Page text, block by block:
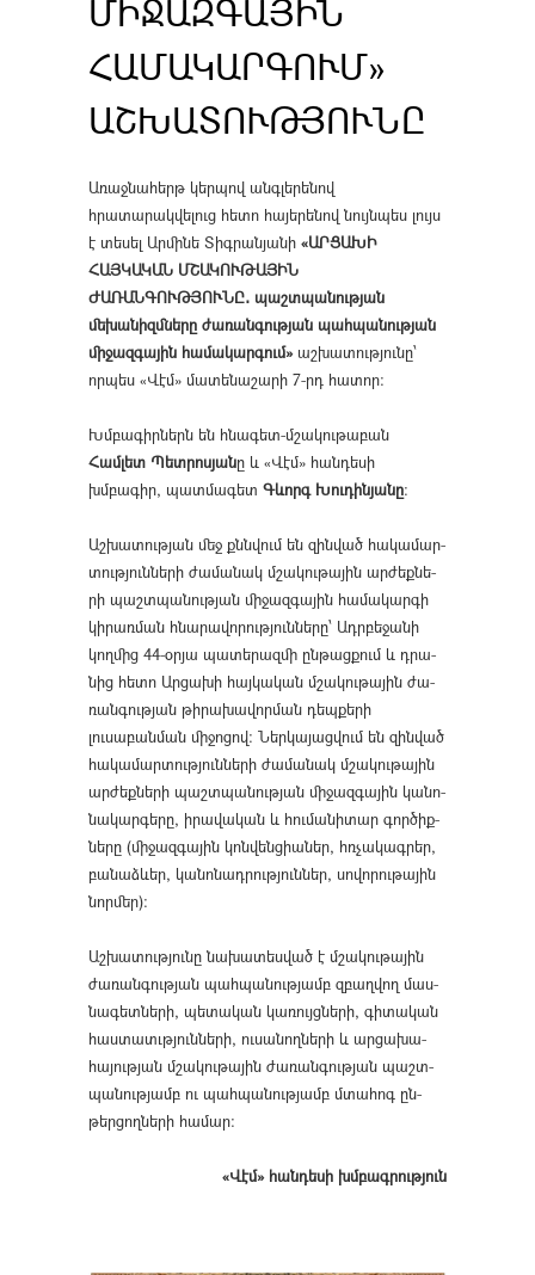
ՄԻՋԱԶ­ԳԱՅԻՆ
ՀԱՄԱԿԱՐԳՈՒՄ»
ԱՇԽԱՏՈՒԹՅՈՒՆԸ
Առաջնահերթ կերպով անգլերենով
հրատարակվելուց հետո հայերենով նույնպես լույս
է տեսել Արմինե Տիգրանյանի «ԱՐՑԱԽԻ
ՀԱՅԿԱԿԱՆ ՄՇԱԿՈՒԹԱՅԻՆ
ԺԱՌԱՆԳՈՒԹՅՈՒՆԸ․ պաշտպա­նության
մեխանիզմները ժառանգության պահպանության
միջազ­գային համակարգում»աշխատությունը՝
որպես «Վէմ» մատենաշարի 7-րդ հատոր։
Խմբագիրներն են հնագետ-մշակութաբան
Համլետ Պետրոսյանը և «Վէմ» հանդեսի
խմբագիր, պատմագետ Գևորգ Խուդինյանը։
Աշխատության մեջ քննվում են զին­ված հա­կա­մար­
տութ­յուն­նե­րի ժա­մա­նակ մշա­կու­թա­յին ար­ժեք­նե­
րի պաշտ­պա­նութ­յան մի­ջազ­գա­յին հա­մա­կար­գի
կիրառման հնարավորությունները՝ Ադր­բե­ջա­նի
կող­մից 44-օր­յա պա­տե­րազ­մի ըն­թաց­քում և դ­րա­
նից հե­տո Ար­ցա­խի հայ­կա­կան մշա­կու­թա­յին ժա­
ռան­գութ­յան թի­րա­խա­վոր­ման դեպ­քե­րի
լուսաբանման միջոցով: Ներ­կա­յաց­վում են զին­ված
հա­կա­մար­տութ­յուն­նե­րի ժա­մա­նակ մշա­կու­թա­յին
ար­ժեք­նե­րի պաշտ­պա­նութ­յան մի­ջազ­գա­յին կա­նո­
նա­կար­գե­րը, ի­րա­վա­կան և հու­մա­նի­տար գոր­ծիք­
նե­րը (մի­ջազ­գա­յին կոն­վեն­ցիա­ներ, հռչա­կագ­րեր,
բա­նաձ­ևեր, կա­նո­նադ­րութ­յուն­ներ, սո­վո­րու­թա­յին
նոր­մեր)։
Աշխատությունը նա­խա­տես­ված է մշա­կու­թա­յին
ժա­ռան­գու­թյան պահ­պա­նութ­յամբ զբաղ­վող մաս­
նա­գետ­նե­րի, պե­տա­կան կա­ռույց­նե­րի, գի­տա­կան
հաստատւթ­յուն­նե­րի, ուսա­նող­նե­րի և­ ար­ցա­խա­
հա­յութ­յան մշա­կու­թա­յին ժա­ռան­գութ­յան պաշտ­
պա­նութ­յամբ ու պահ­պա­նութ­յամբ մտա­հոգ ըն­
թեր­ցող­նե­րի հա­մար։
«Վէմ» հանդեսի խմբագրություն